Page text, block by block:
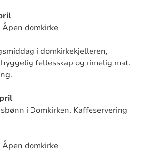
domkirke
i domkirkekjelleren,
fellesskap og rimelig mat.
i Domkirken. Kaffeservering
domkirke